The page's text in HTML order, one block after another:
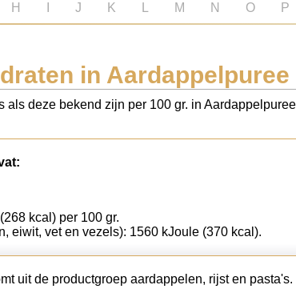
H J K M N O P
in
als deze bekend zijn per 100 gr. in
kcal) per 100 gr.
eiwit, vet en vezels): 1560 kJoule (370 kcal).
uit de productgroep aardappelen, rijst en pasta's.